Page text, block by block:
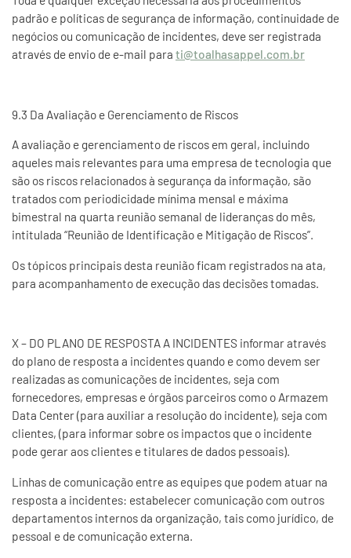
padrão e políticas de segurança de informação, continuidade de
negócios ou comunicação de incidentes, deve ser registrada
através de envio de e-mail para ti@toalhasappel.com.br
9.3 Da Avaliação e Gerenciamento de Riscos
A avaliação e gerenciamento de riscos em geral, incluindo
aqueles mais relevantes para uma empresa de tecnologia que
são os riscos relacionados à segurança da informação, são
tratados com periodicidade mínima mensal e máxima
bimestral na quarta reunião semanal de lideranças do mês,
intitulada “Reunião de Identificação e Mitigação de Riscos”.
Os tópicos principais desta reunião ficam registrados na ata,
para acompanhamento de execução das decisões tomadas.
X – DO PLANO DE RESPOSTA A INCIDENTES informar através
do plano de resposta a incidentes quando e como devem ser
realizadas as comunicações de incidentes, seja com
fornecedores, empresas e órgãos parceiros como o Armazem
Data Center (para auxiliar a resolução do incidente), seja com
clientes, (para informar sobre os impactos que o incidente
pode gerar aos clientes e titulares de dados pessoais).
Linhas de comunicação entre as equipes que podem atuar na
resposta a incidentes: estabelecer comunicação com outros
departamentos internos da organização, tais como jurídico, de
pessoal e de comunicação externa.